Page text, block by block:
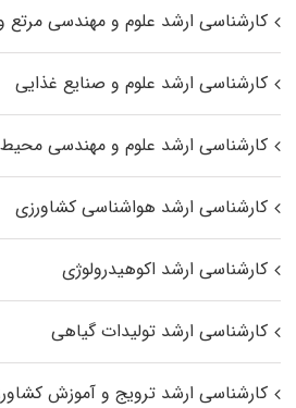
کارشناسی ارشد علوم و مهندسی مرتع
کارشناسی ارشد علوم و صنایع غذایی
کارشناسی ارشد علوم و مهندسی
کارشناسی ارشد هواشناسی کشاورزی
کارشناسی ارشد اکوهیدرولوژی
کارشناسی ارشد تولیدات گیاهی
کارشناسی ارشد ترویج و آموزش